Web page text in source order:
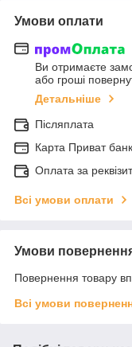
Умови оплати
Ви отримаєте
або гроші
Детальніше
Післяплата
Карта Приват
Оплата за
Всі умови оплати
Умови
Повернення товару
Всі умови